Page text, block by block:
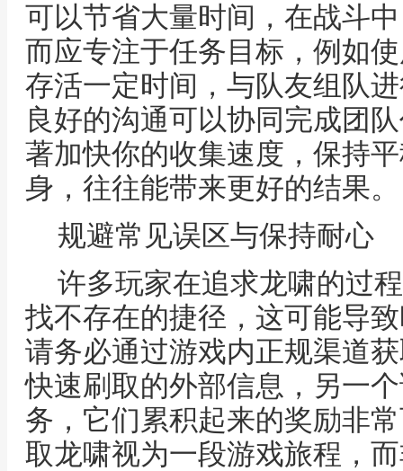
可以节省大量时间，在战斗
而应专注于任务目标，例如
存活一定时间，与队友组队
良好的沟通可以协同完成团
著加快你的收集速度，保持
身，往往能带来更好的结果。
规避常见误区与保持耐心
许多玩家在追求龙啸的过
找不存在的捷径，这可能导
请务必通过游戏内正规渠道
快速刷取的外部信息，另一
务，它们累积起来的奖励非
取龙啸视为一段游戏旅程，